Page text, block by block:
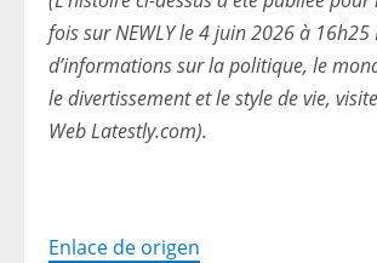
fois sur NEWLY le 4 juin 2026 à 16h25
d’informations sur la politique, le
le divertissement et le style de vie,
Web Latestly.com).
Enlace de origen